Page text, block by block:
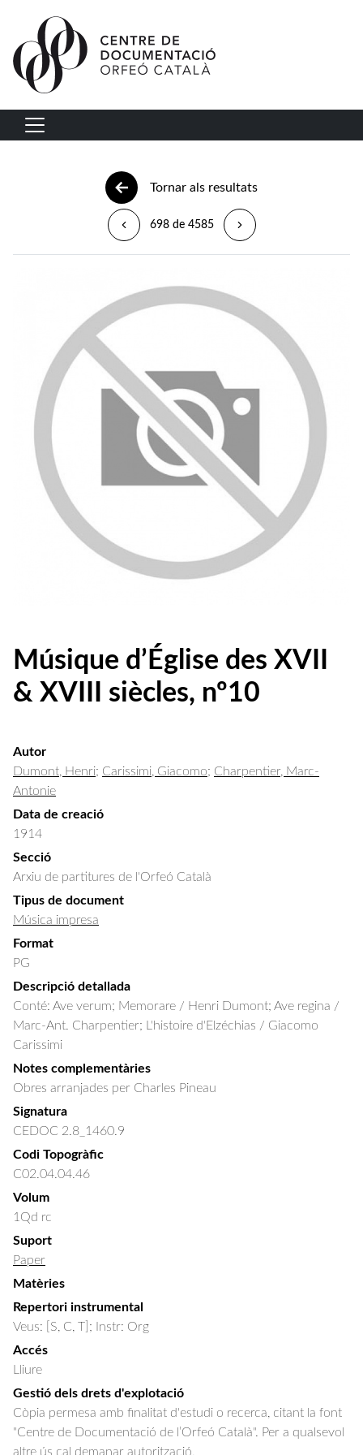
Vés al contingut
Navegació principal
Tornar als resultats
698 de 4585
Músique d’Église des XVII
& XVIII siècles, nº10
Autor
Dumont, Henri; Carissimi, Giacomo; Charpentier, Marc-
Antonie
Data de creació
1914
Secció
Arxiu de partitures de l'Orfeó Català
Tipus de document
Música impresa
Format
PG
Descripció detallada
Conté: Ave verum; Memorare / Henri Dumont; Ave regina /
Marc-Ant. Charpentier; L'histoire d'Elzéchias / Giacomo
Carissimi
Notes complementàries
Obres arranjades per Charles Pineau
Signatura
CEDOC 2.8_1460.9
Codi Topogràfic
C02.04.04.46
Volum
1Qd rc
Suport
Paper
Matèries
Repertori instrumental
Veus: [S, C, T]; Instr: Org
Accés
Lliure
Gestió dels drets d'explotació
Còpia permesa amb finalitat d'estudi o recerca, citant la font
"Centre de Documentació de l’Orfeó Català". Per a qualsevol
altre ús cal demanar autorització.